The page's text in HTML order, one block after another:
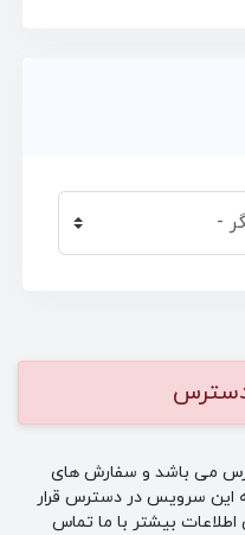
دسترس
می باشد و سفارش های
این سرویس در دسترس قرار
اطلاعات بیشتر با ما تماس